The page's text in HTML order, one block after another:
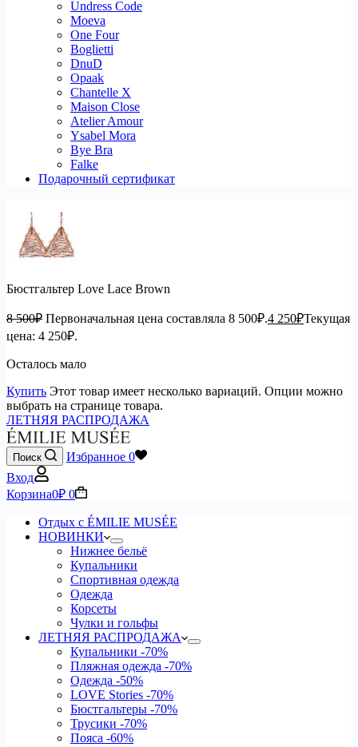
Undress Code
Moeva
One Four
Boglietti
DnuD
Opaak
Chantelle X
Maison Close
Atelier Amour
Ysabel Mora
Bye Bra
Falke
Подарочный сертификат
Бюстгальтер Love Lace Brown
8 500₽ Первоначальная цена составляла 8 500₽.4 250₽Текущая
цена: 4 250₽.
Осталось мало
Купить Этот товар имеет несколько вариаций. Опции можно
выбрать на странице товара.
ЛЕТНЯЯ РАСПРОДАЖА
Поиск Избранное 0
Вход
Корзина0₽ 0
Отдых с ÉMILIE MUSÉE
НОВИНКИ
Нижнее бельё
Купальники
Спортивная одежда
Одежда
Корсеты
Чулки и гольфы
ЛЕТНЯЯ РАСПРОДАЖА
Купальники -70%
Пляжная одежда -70%
Одежда -50%
LOVE Stories -70%
Бюстгальтеры -70%
Трусики -70%
Пояса -60%